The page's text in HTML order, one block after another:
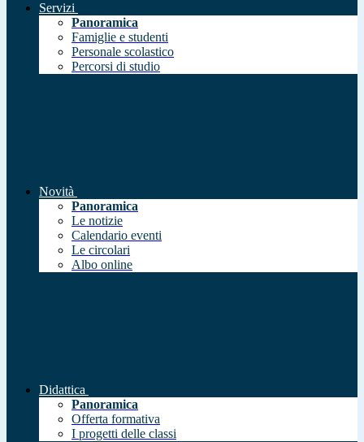
Servizi
Panoramica
Famiglie e studenti
Personale scolastico
Percorsi di studio
Novità
Panoramica
Le notizie
Calendario eventi
Le circolari
Albo online
Didattica
Panoramica
Offerta formativa
I progetti delle classi